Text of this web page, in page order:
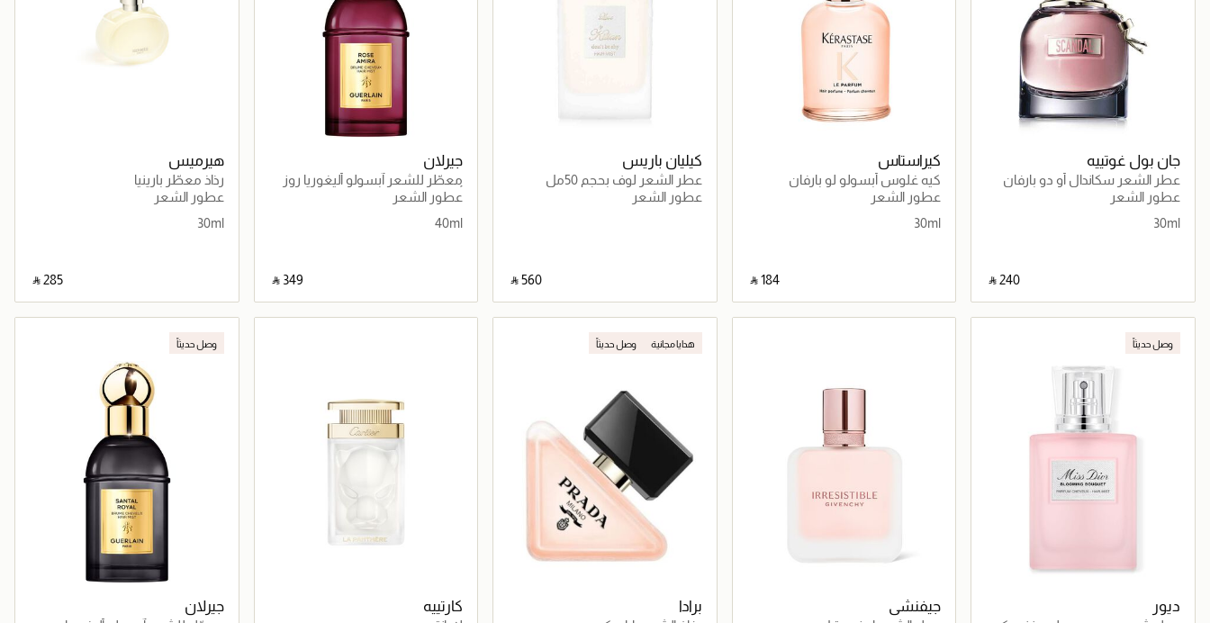
جان بول غوتييه
عطر الشعر سكاندال أو دو بارفان
30مل
عطور الشعر
30ml
‎ ⃁ ⁦240⁩ ‎
جاري تحميل التفاصيل
كيراستاس
كيه غلوس أبسولو لو بارفان
عطور الشعر
30ml
‎ ⃁ ⁦184⁩ ‎
جاري تحميل التفاصيل
كيليان باريس
عطر الشعر لوف بحجم 50مل
عطور الشعر
‎ ⃁ ⁦560⁩ ‎
جاري تحميل التفاصيل
جيرلان
معطّر للشعر آبسولو أليغوريا روز
أميرا
عطور الشعر
40ml
‎ ⃁ ⁦349⁩ ‎
جاري تحميل التفاصيل
هيرميس
رذاذ معطّر بارينيا
عطور الشعر
30ml
‎ ⃁ ⁦285⁩ ‎
جاري تحميل التفاصيل
وصل حديثاً
ديور جيفنشي
هدايا مجانية وصل حديثاً
برادا كارتييه
وصل حديثاً
جيرلان